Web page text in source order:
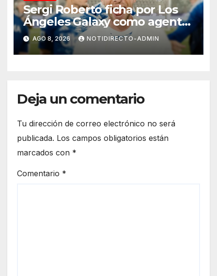
Sergi Roberto ficha por Los
Ángeles Galaxy como agente
libre hasta 2028
AGO 8, 2026 NOTIDIRECTO-ADMIN
Deja un comentario
Tu dirección de correo electrónico no será
publicada. Los campos obligatorios están
marcados con *
Comentario *